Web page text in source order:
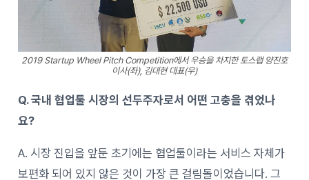
2019 Startup Wheel Pitch Competition에서 우승을 차지한 토스랩 양진호
이사(좌), 김대현 대표(우)
Q. 국내 협업툴 시장의 선두주자로서 어떤 고충을 겪었나
요?
A. 시장 진입을 앞둔 초기에는 협업툴이라는 서비스 자체가
보편화 되어 있지 않은 것이 가장 큰 걸림돌이었습니다. 그